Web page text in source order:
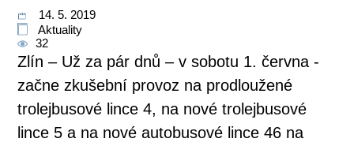
14. 5. 2019
Aktuality
32
Zlín – Už za pár dnů – v sobotu 1. června -
začne zkušební provoz na prodloužené
trolejbusové lince 4, na nové trolejbusové
lince 5 a na nové autobusové lince 46 na